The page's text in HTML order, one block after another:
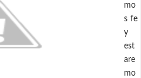
mo
s fe
y
est
are
mo